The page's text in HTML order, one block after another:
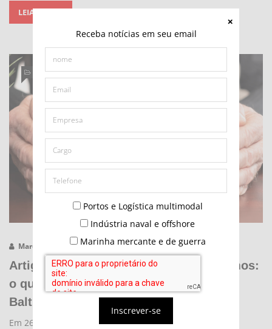
Receba notícias em seu email
Portos e Logística multimodal
Indústria naval e offshore
Marinha mercante e de guerra
Inscrever-se
LEIA MAIS...
Marcos Franco
OPINIÃO
10/09/2024 - 18:30
Artigo - Transferência de riscos marítimos:
o que aprendemos com o acidente de
Baltimore?
Em 26 de março de 2024, o navio porta-contêineres